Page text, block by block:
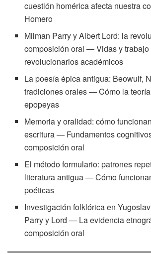
cuestión homérica afecta nuestra
Homero
Milman Parry y Albert Lord: la
composición oral — Vidas y trabajo
revolucionarios académicos
La poesía épica antigua: Beowulf,
tradiciones orales — Cómo la
epopeyas
Memoria y oralidad: cómo
escritura — Fundamentos
composición oral
El método formulario: patrones
literatura antigua — Cómo
poéticas
Investigación folklórica en
Parry y Lord — La evidencia
composición oral